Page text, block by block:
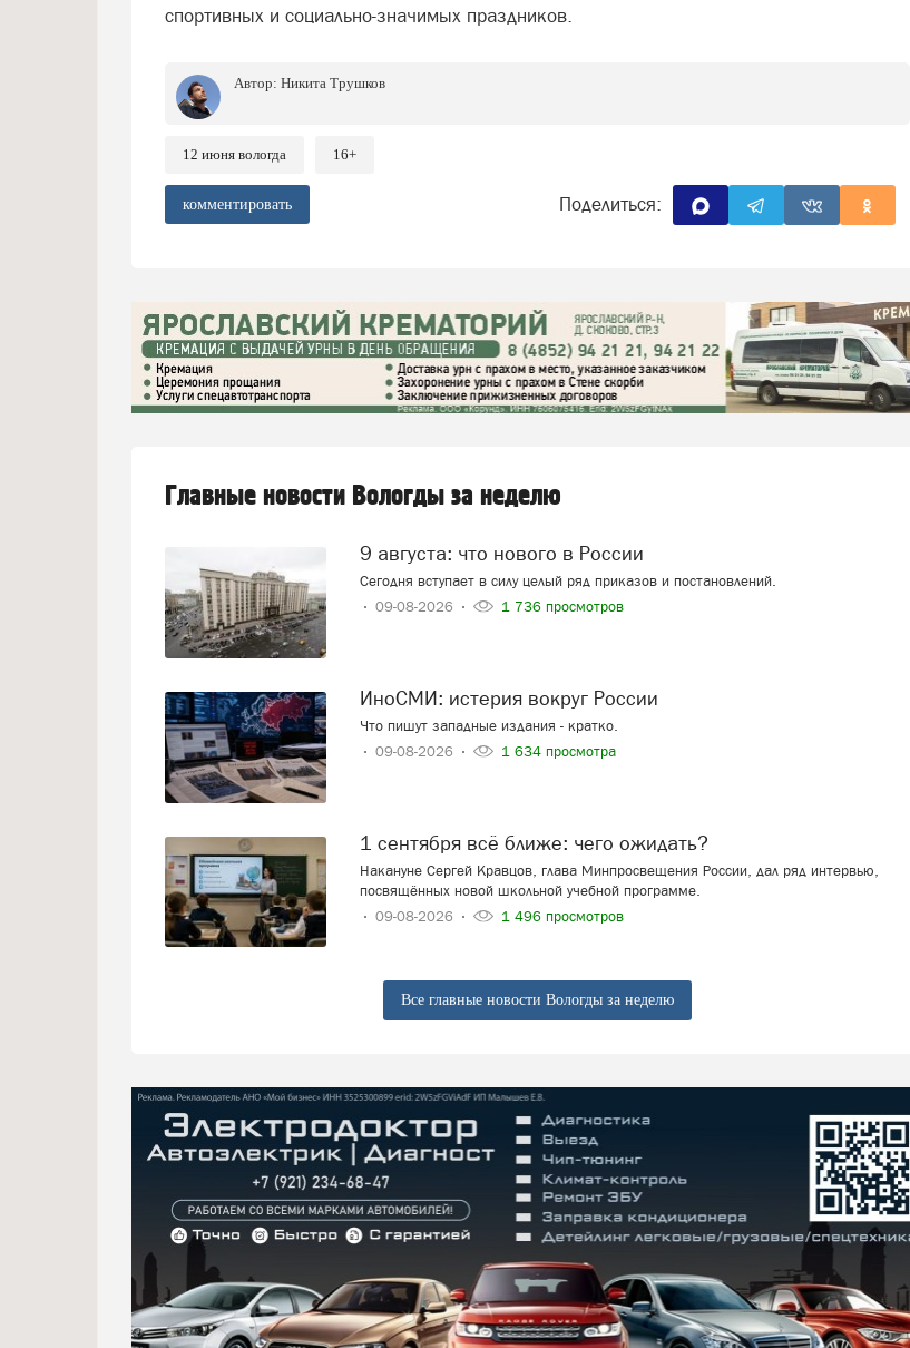
спортивных и социально-значимых праздников.
Автор: Никита Трушков
12 июня вологда 16+
комментировать Поделиться:
Главные новости Вологды за неделю
9 августа: что нового в России
Сегодня вступает в силу целый ряд приказов и постановлений.
09-08-2026
1 736 просмотров
ИноСМИ: истерия вокруг России
Что пишут западные издания - кратко.
09-08-2026
1 634 просмотра
1 сентября всё ближе: чего ожидать?
Накануне Сергей Кравцов, глава Минпросвещения России, дал ряд интервью,
посвящённых новой школьной учебной программе.
09-08-2026
1 496 просмотров
Все главные новости Вологды за неделю